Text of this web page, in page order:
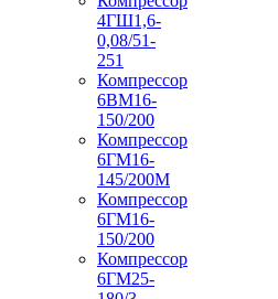
4ГШ1,6-
0,08/51-
251
Компрессор
6ВМ16-
150/200
Компрессор
6ГМ16-
145/200М
Компрессор
6ГМ16-
150/200
Компрессор
6ГМ25-